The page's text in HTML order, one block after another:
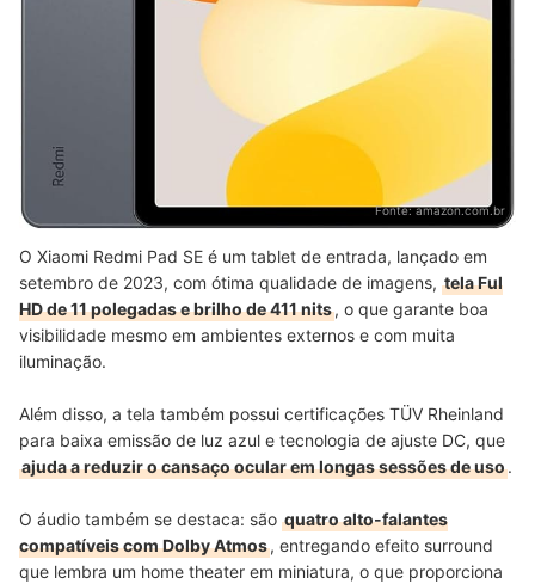
Fonte:amazon.com.br
O Xiaomi Redmi Pad SE é um tablet de entrada, lançado em
setembro de 2023, com ótima qualidade de imagens, tela Ful
HD de 11 polegadas e brilho de 411 nits, o que garante boa
visibilidade mesmo em ambientes externos e com muita
iluminação.
Além disso, a tela também possui certificações TÜV Rheinland
para baixa emissão de luz azul e tecnologia de ajuste DC, que
ajuda a reduzir o cansaço ocular em longas sessões de uso.
O áudio também se destaca: são quatro alto-falantes
compatíveis com Dolby Atmos, entregando efeito surround
que lembra um home theater em miniatura, o que proporciona